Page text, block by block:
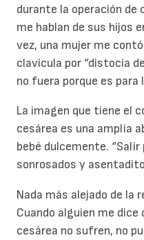
durante la operación de
me hablan de sus hijos
vez, una mujer me
clavícula por “distocia
no fuera porque es para
La imagen que tiene el
cesárea es una amplia
bebé dulcemente. “Salir
sonrosados y
Nada más alejado de la
Cuando alguien me
cesárea no sufren, no